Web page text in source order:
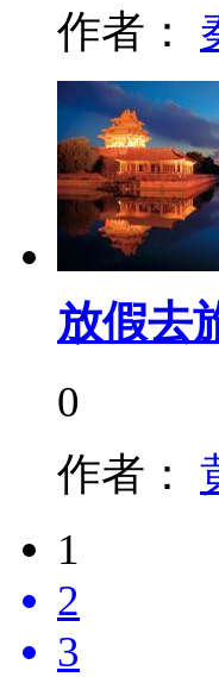
作者：
放假去
0
作者：
1
2
3